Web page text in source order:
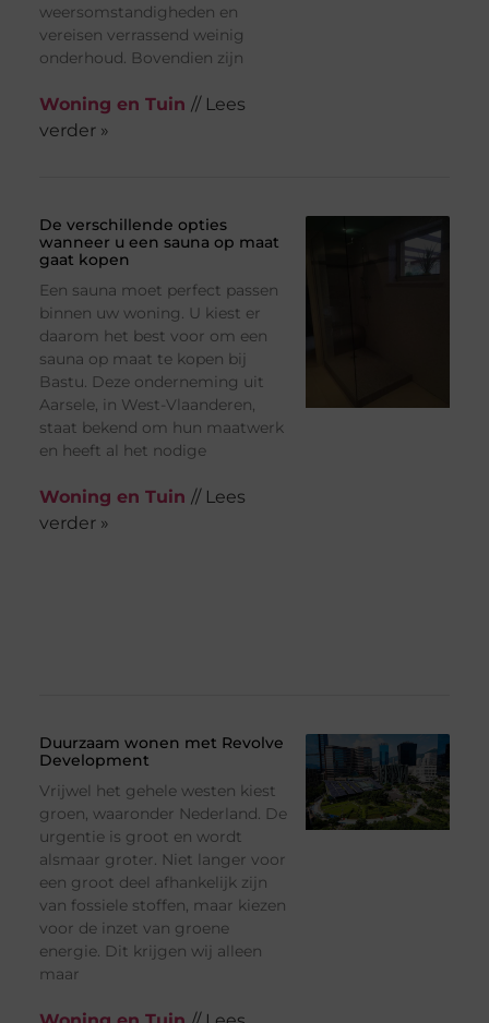
weersomstandigheden en
vereisen verrassend weinig
onderhoud. Bovendien zijn
Woning en Tuin // Lees
verder »
De verschillende opties
wanneer u een sauna op maat
gaat kopen
Een sauna moet perfect passen
binnen uw woning. U kiest er
daarom het best voor om een
sauna op maat te kopen bij
Bastu. Deze onderneming uit
Aarsele, in West-Vlaanderen,
staat bekend om hun maatwerk
en heeft al het nodige
Woning en Tuin // Lees
verder »
Duurzaam wonen met Revolve
Development
Vrijwel het gehele westen kiest
groen, waaronder Nederland. De
urgentie is groot en wordt
alsmaar groter. Niet langer voor
een groot deel afhankelijk zijn
van fossiele stoffen, maar kiezen
voor de inzet van groene
energie. Dit krijgen wij alleen
maar